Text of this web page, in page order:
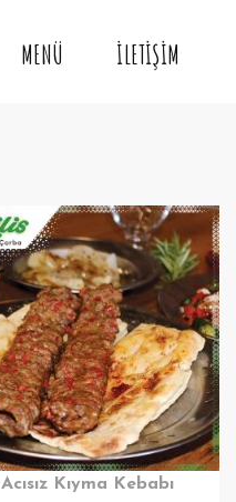
MENÜ İLETIŞIM
Acısız Kıyma Kebabı